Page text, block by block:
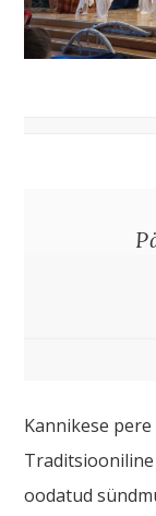
Kannikese
oodatud